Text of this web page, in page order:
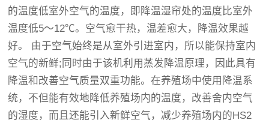
的温度低室外空气的温度，即降温湿帘处的温度比室外
温度低5～12℃。空气愈干热，温差愈大，降温效果越
好。 由于空气始终是从室外引进室内，所以能保持室内
空气的新鲜;同时由于该机利用蒸发降温原理，因此具有
降温和改善空气质量双重功能。在养殖场中使用降温系
统，不但能有效地降低养殖场内的温度，改善舍内空气
的湿度，而且还能引入新鲜空气，减少养殖场内的HS2